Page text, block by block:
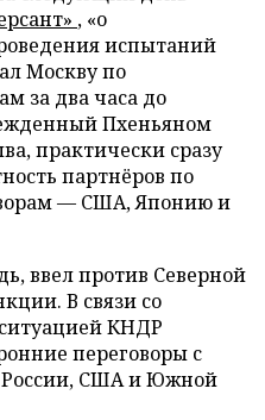
, «о
испытаний
Москву по
за два часа до
Пхеньяном
практически сразу
партнёров по
— США, Японию и
ввел против Северной
В связи со
КНДР
переговоры с
России, США и Южной